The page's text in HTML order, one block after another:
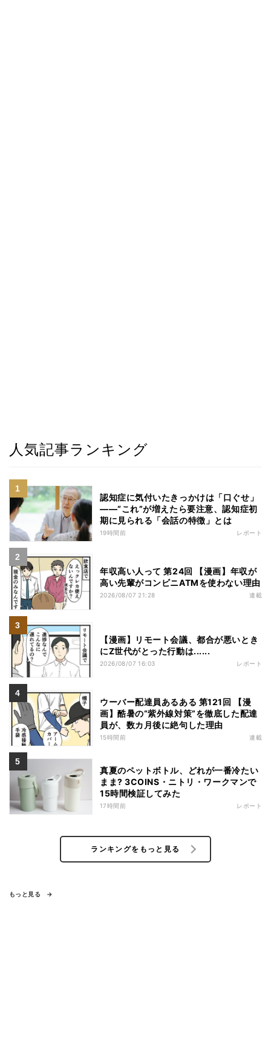
人気記事ランキング
認知症に気付いたきっかけは「口ぐせ」
――“これ”が増えたら要注意、認知症初
期に見られる「会話の特徴」とは
19時間前 レポート
年収高い人って 第24回 【漫画】年収が
高い先輩がコンビニATMを使わない理由
2026/08/07 21:28 連載
【漫画】リモート会議、都合が悪いとき
にZ世代がとった行動は......
2026/08/07 16:03 レポート
ウーバー配達員あるある 第121回 【漫
画】酷暑の“紫外線対策”を徹底した配達
員が、数カ月後に絶句した理由
15時間前 連載
真夏のペットボトル、どれが一番冷たい
まま? 3COINS・ニトリ・ワークマンで
15時間検証してみた
17時間前 レポート
ランキングをもっと見る
もっと見る